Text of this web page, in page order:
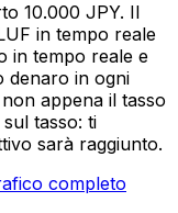
10.000 JPY. Il
in tempo reale
in tempo reale e
denaro in ogni
appena il tasso
tasso: ti
sarà raggiunto.
completo